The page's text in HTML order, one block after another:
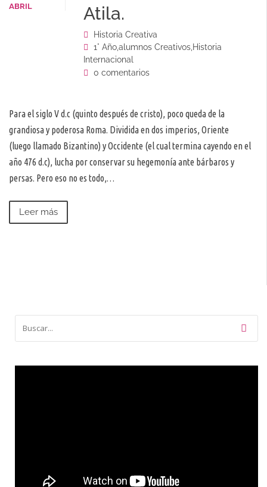
ABRIL
Atila.
Historia Creativa
1° Año,alumnos Creativos,Historia
Internacional
0 comentarios
Para el siglo V d.c (quinto después de cristo), poco queda de la
grandiosa y poderosa Roma. Dividida en dos imperios, Oriente
(luego llamado Bizantino) y Occidente (el cual termina cayendo en el
año 476 d.c), lucha por conservar su hegemonía ante bárbaros y
persas. Pero eso no es todo,…
Leer más